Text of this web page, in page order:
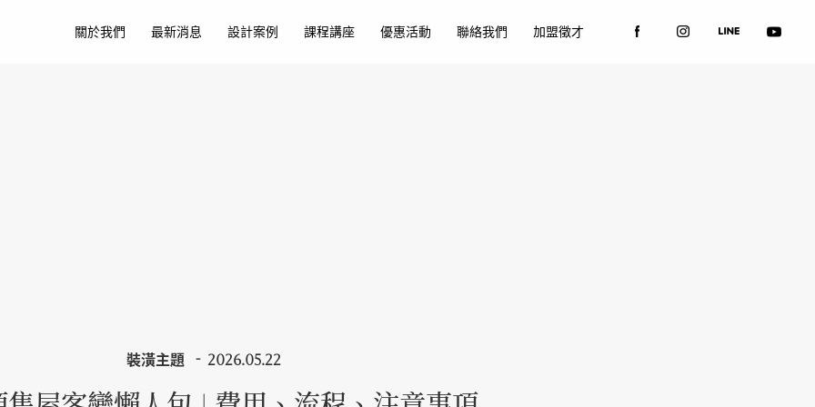
關於我們 最新消息 設計案例 課程講座 優惠活動 聯絡我們 加盟徵才
裝潢主題 2026.05.22